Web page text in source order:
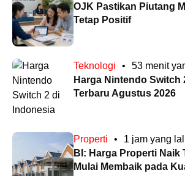
OJK Pastikan Piutang
Tetap Positif
Teknologi •
53 menit
Harga Nintendo Switch
Terbaru Agustus 2026
Properti •
1 jam yang
BI: Harga Properti Naik
Mulai Membaik pada